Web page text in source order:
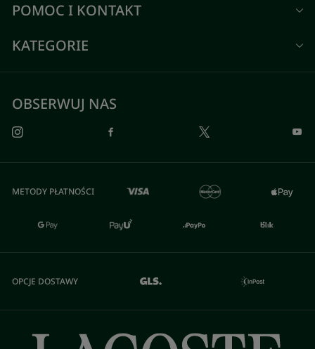
POMOC I KONTAKT
KATEGORIE
OBSERWUJ NAS
METODY PŁATNOŚCI
OPCJE DOSTAWY